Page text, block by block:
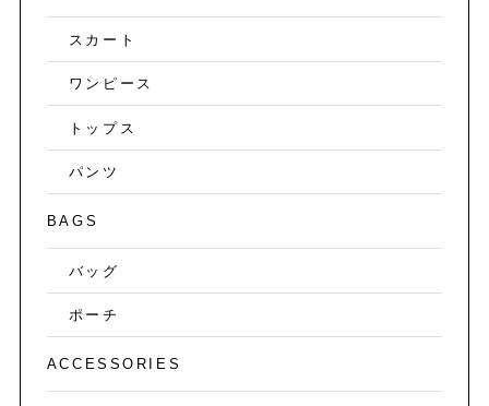
スカート
ワンピース
トップス
パンツ
BAGS
バッグ
ポーチ
ACCESSORIES